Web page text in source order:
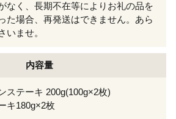
なく、長期不在等によりお礼の品を
た場合、再発送はできません。あら
いませ。
内容量
ステーキ 200g(100g×2枚)
キ180g×2枚